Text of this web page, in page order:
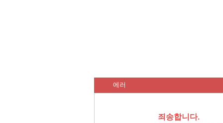
에러
죄송합니다.